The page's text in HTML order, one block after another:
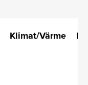
Klimat/Värme